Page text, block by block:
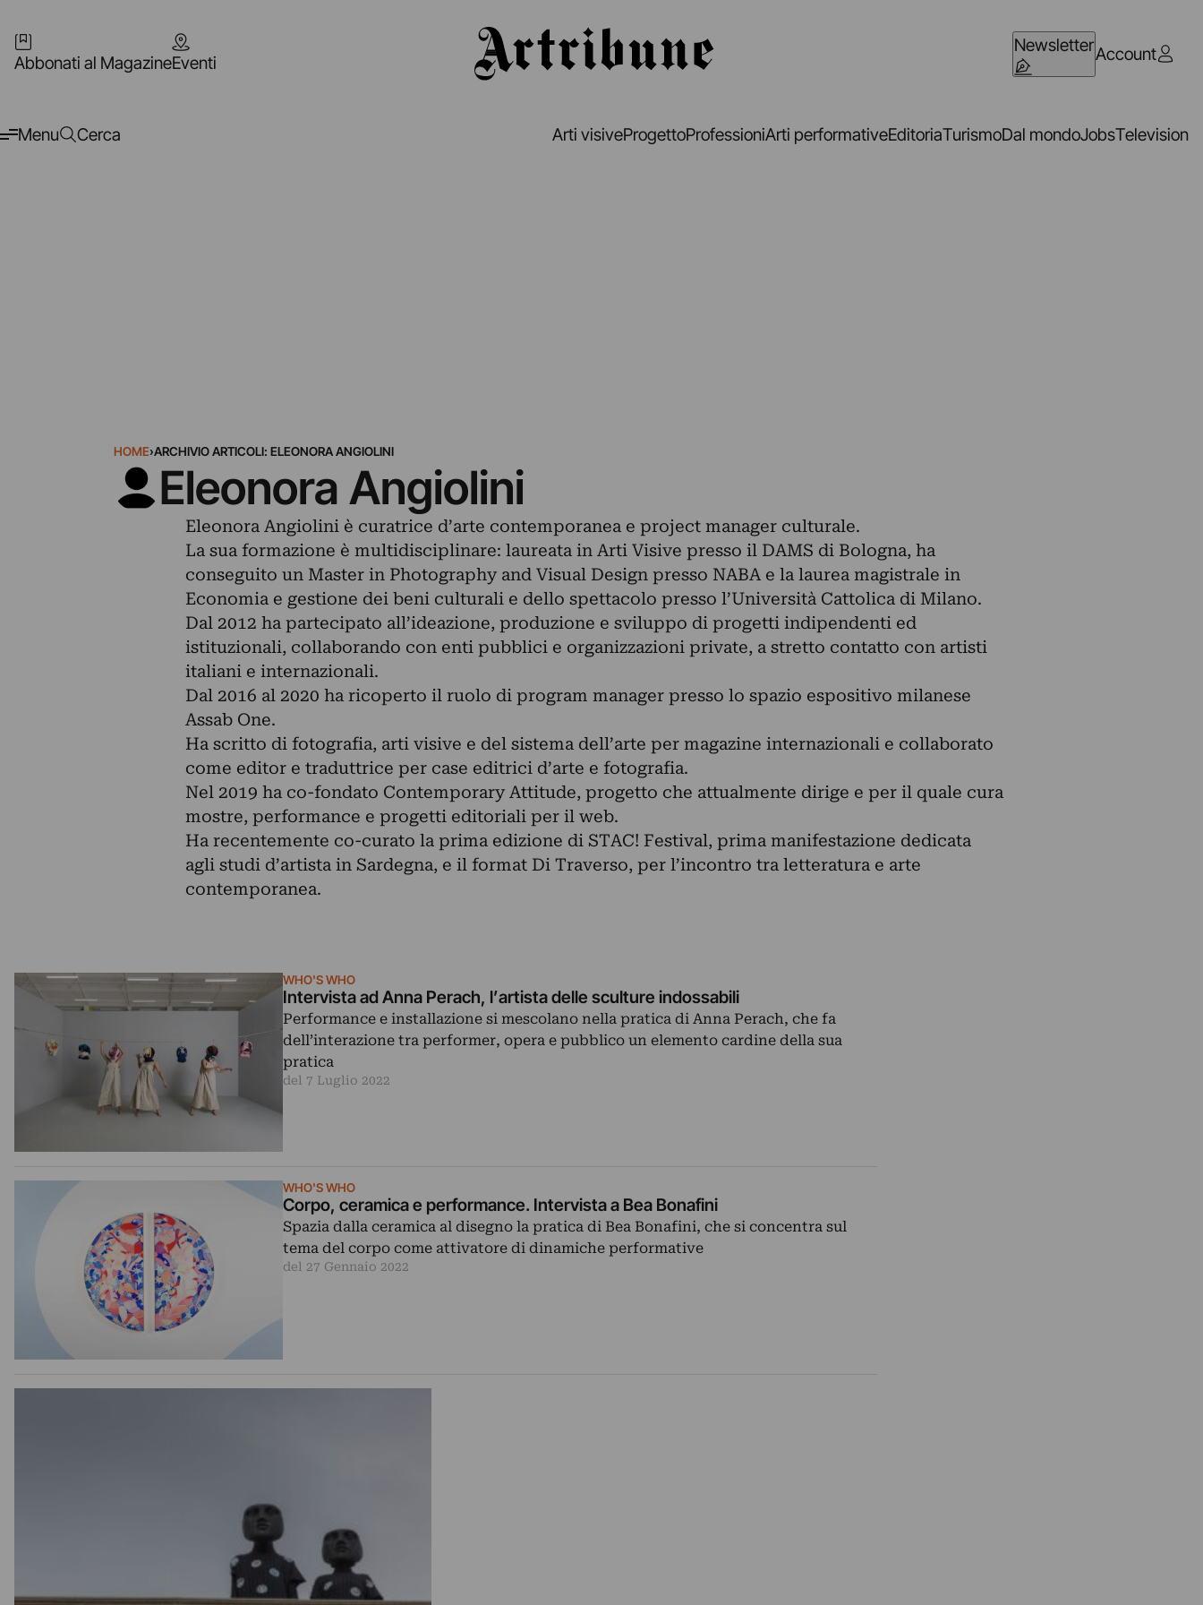
Abbonati al MagazineEventi
NewsletterAccount
Menu Cerca Arti visiveProgettoProfessioniArti performativeEditoriaTurismoDal mondoJobsTelevision
HOME›ARCHIVIO ARTICOLI: ELEONORA ANGIOLINI
Eleonora Angiolini
Eleonora Angiolini è curatrice d’arte contemporanea e project manager culturale.
La sua formazione è multidisciplinare: laureata in Arti Visive presso il DAMS di Bologna, ha
conseguito un Master in Photography and Visual Design presso NABA e la laurea magistrale in
Economia e gestione dei beni culturali e dello spettacolo presso l’Università Cattolica di Milano.
Dal 2012 ha partecipato all’ideazione, produzione e sviluppo di progetti indipendenti ed
istituzionali, collaborando con enti pubblici e organizzazioni private, a stretto contatto con artisti
italiani e internazionali.
Dal 2016 al 2020 ha ricoperto il ruolo di program manager presso lo spazio espositivo milanese
Assab One.
Ha scritto di fotografia, arti visive e del sistema dell’arte per magazine internazionali e collaborato
come editor e traduttrice per case editrici d’arte e fotografia.
Nel 2019 ha co-fondato Contemporary Attitude, progetto che attualmente dirige e per il quale cura
mostre, performance e progetti editoriali per il web.
Ha recentemente co-curato la prima edizione di STAC! Festival, prima manifestazione dedicata
agli studi d’artista in Sardegna, e il format Di Traverso, per l’incontro tra letteratura e arte
contemporanea.
WHO'S WHO
Intervista ad Anna Perach, l’artista delle sculture indossabili
Performance e installazione si mescolano nella pratica di Anna Perach, che fa
dell’interazione tra performer, opera e pubblico un elemento cardine della sua
pratica
del 7 Luglio 2022
WHO'S WHO
Corpo, ceramica e performance. Intervista a Bea Bonafini
Spazia dalla ceramica al disegno la pratica di Bea Bonafini, che si concentra sul
tema del corpo come attivatore di dinamiche performative
del 27 Gennaio 2022